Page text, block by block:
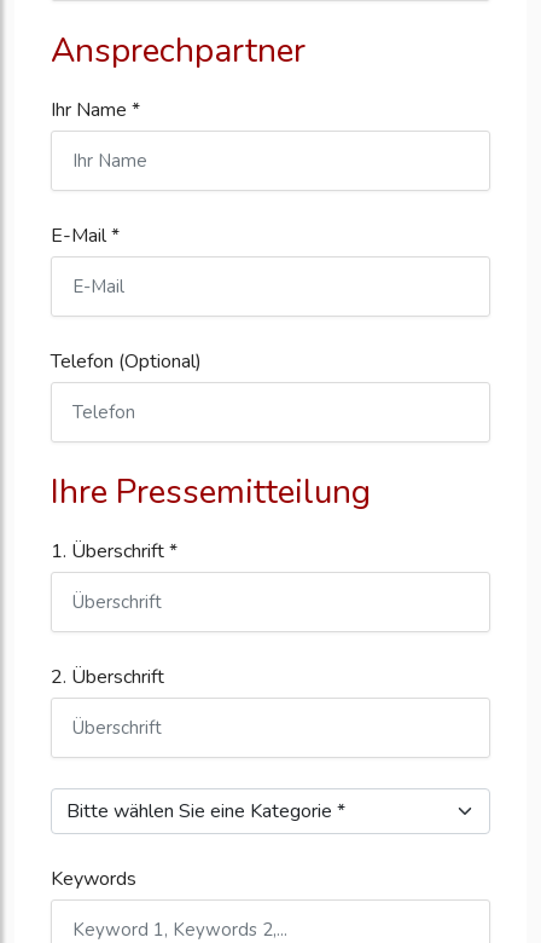
Ansprechpartner
Ihr Name *
E-Mail *
Telefon (Optional)
Ihre Pressemitteilung
1. Überschrift *
2. Überschrift
Keywords